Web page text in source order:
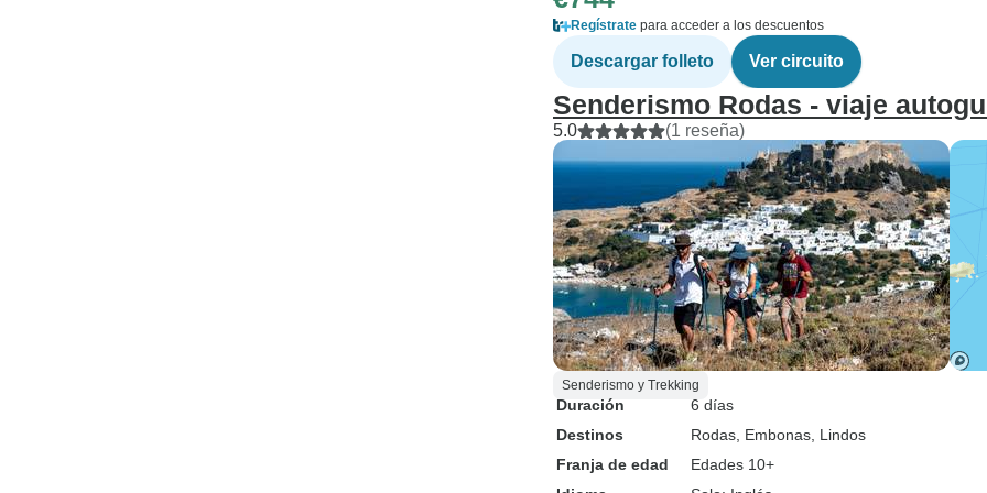
Regístrate para acceder a los descuentos
Descargar folleto Ver circuito
Senderismo Rodas - viaje
5.0 (1 reseña)
Senderismo y Trekking
Duración
6 días
Destinos
Rodas , Embonas , Lindos
Franja de edad
Edades 10+